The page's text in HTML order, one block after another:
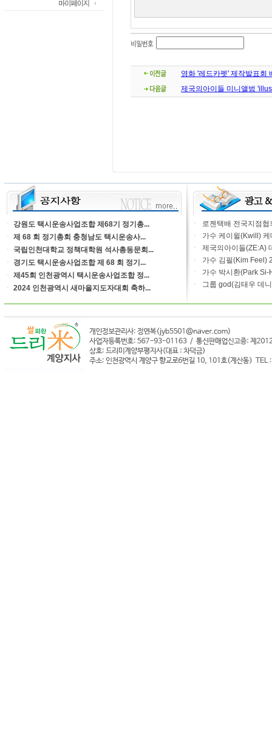
영화 '레드카펫' 제작발표회
제국의아이들 미니앨범
ㆍ 강원도 택시운송사업조합 제68기 정기총...
ㆍ 제 68 회 정기총회 충청남도 택시운송사...
ㆍ 국립인천대학교 정책대학원 석사총동문회...
ㆍ 경기도 택시운송사업조합 제 68 회 정기...
ㆍ 제45회 인천광역시 택시운송사업조합 정...
ㆍ 2024 인천광역시 새마을지도자대회 축하...
ㆍ
로젠택배 전국지점
ㆍ
가수 케이윌(Kwill)
ㆍ
제국의아이들(ZE:A)
ㆍ
가수 김필(Kim Feel)
ㆍ
가수 박시환(Park Si-
ㆍ
그룹 god(김태우 데